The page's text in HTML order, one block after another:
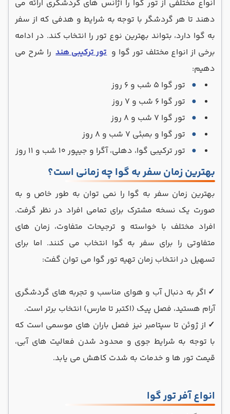
انواع مختلفی از تور گوا را آژانس های گردشگری ارائه می
دهند تا هر گردشگر با توجه به شرایط و هدفی که از سفر
به گوا دارد، بتواند بهترین نوع تور را انتخاب کند. در ادامه
برخی از انواع مختلف تور گوا و تور ترکیبی هند را شرح می
دهیم:
تور گوا 5 شب و 6 روز
تور گوا 6 شب و 7 روز
تور گوا 7 شب و 8 روز
تور گوا و بمبئی 7 شب و 8 روز
تور ترکیبی گوا، دهلی، آگرا و جیپور 10 شب و 11 روز
بهترین زمان سفر به گوا چه زمانی است؟
بهترین زمان سفر به گوا را نمی توان به طور خاص و به
صورت یک نسخه مشترک برای تمامی افراد در نظر گرفت.
افراد مختلف با خواسته و ترجیحات متفاوت، زمان های
متفاوتی را برای سفر به گوا انتخاب می کنند. اما برای
تسهیل در انتخاب زمان تهیه تور گوا می توان گفت:
✓ اگر به دنبال آب و هوای مناسب و تجربه ‌های گردشگری
آرام هستید، فصل پیک (اکتبر تا مارس) انتخاب برتر است.
✓ از ژوئن تا سپتامبر نیز فصل باران ‌های موسمی است که
با توجه به شرایط جوی و محدود شدن فعالیت های آبی،
قیمت تور ها و خدمات به شدت کاهش می یابد.
انواع آفر تور گوا